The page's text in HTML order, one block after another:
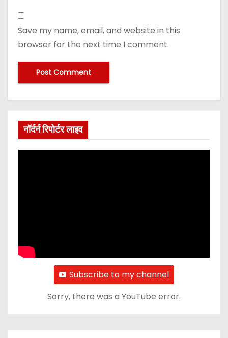
Save my name, email, and website in this
browser for the next time I comment.
नॉर्दर्न रिपोर्टर लाइव
Subscribe to my channel
Sorry, there was a YouTube error.